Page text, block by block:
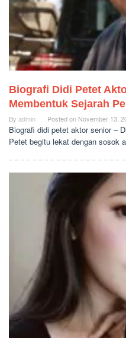
Biografi Didi Petet
Membentuk Sejarah
By admin Posted on November 13,
Biografi didi petet aktor senior –
Petet begitu lekat dengan sosok